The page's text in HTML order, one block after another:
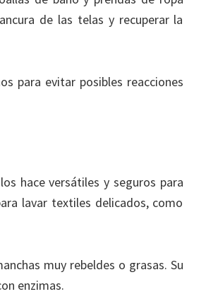
de las telas y recuperar la
para evitar posibles reacciones
hace versátiles y seguros para
lavar textiles delicados, como
muy rebeldes o grasas. Su
enzimas.